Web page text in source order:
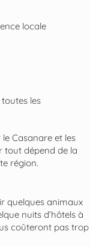
locale
Casanare et les
tout dépend de la
région.
quelques animaux
nuits d’hôtels à
coûteront pas trop